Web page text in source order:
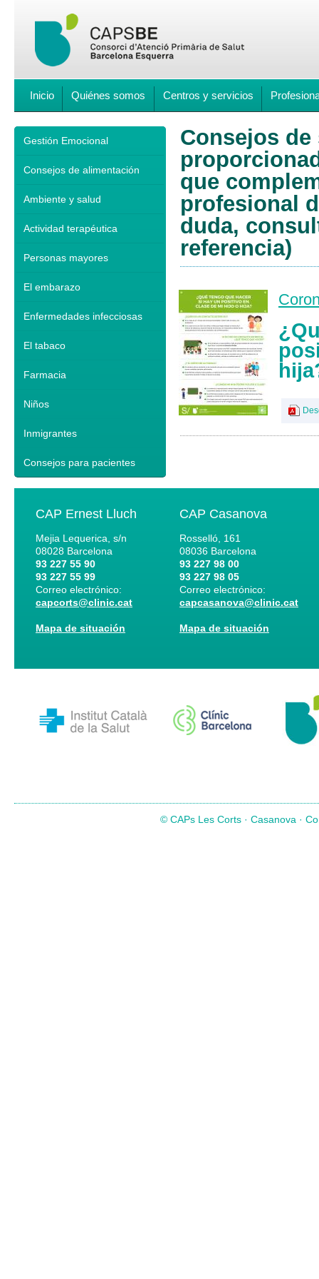
Inicio Quiénes somos Centros y servicios
Gestión Emocional
Consejos de alimentación
Ambiente y salud
Actividad terapéutica
Personas mayores
El embarazo
Enfermedades infecciosas
El tabaco
Farmacia
Niños
Inmigrantes
Consejos para pacientes
Consejos
que
profesional
duda,
referencia)
CAP Ernest Lluch
Mejia Lequerica, s/n
08028 Barcelona
93 227 55 90
93 227 55 99
Correo electrónico:
capcorts@clinic.cat
Mapa de situación
CAP Casanova
Rosselló, 161
08036 Barcelona
93 227 98 00
93 227 98 05
Correo electrónico:
capcasanova@clinic.cat
Mapa de situación
© CAPs Les Corts · Casanova ·